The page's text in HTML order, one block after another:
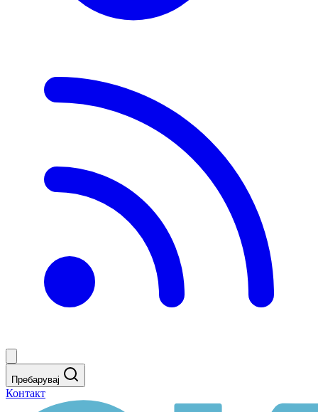
Пребарувај
Контакт